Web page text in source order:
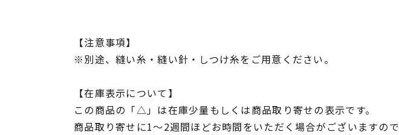
【注意事項】
※別途、縫い糸・縫い針・しつけ糸をご用意ください。
【在庫表示について】
この商品の「△」は在庫少量もしくは商品取り寄せの表示です。
商品取り寄せに1～2週間ほどお時間をいただく場合がございますので